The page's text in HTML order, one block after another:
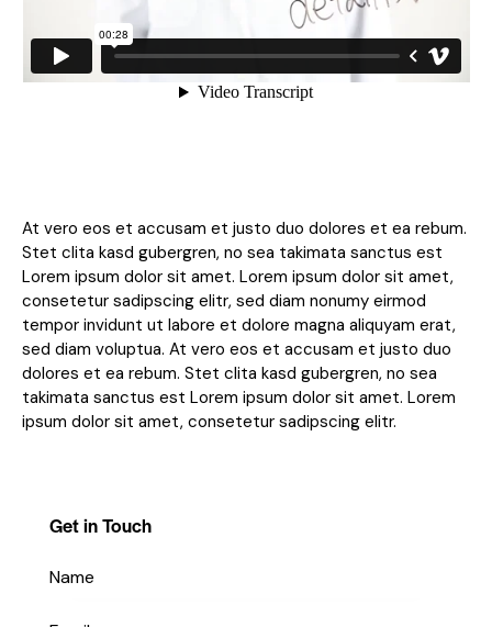
At vero eos et accusam et justo duo dolores et ea rebum.
Stet clita kasd gubergren, no sea takimata sanctus est
Lorem ipsum dolor sit amet. Lorem ipsum dolor sit amet,
consetetur sadipscing elitr, sed diam nonumy eirmod
tempor invidunt ut labore et dolore magna aliquyam erat,
sed diam voluptua. At vero eos et accusam et justo duo
dolores et ea rebum. Stet clita kasd gubergren, no sea
takimata sanctus est Lorem ipsum dolor sit amet. Lorem
ipsum dolor sit amet, consetetur sadipscing elitr.
Get in Touch